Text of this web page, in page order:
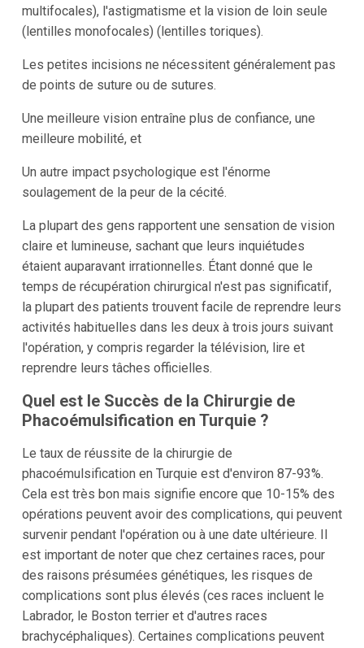
multifocales), l'astigmatisme et la vision de loin seule
(lentilles monofocales) (lentilles toriques).
Les petites incisions ne nécessitent généralement pas
de points de suture ou de sutures.
Une meilleure vision entraîne plus de confiance, une
meilleure mobilité, et
Un autre impact psychologique est l'énorme
soulagement de la peur de la cécité.
La plupart des gens rapportent une sensation de vision
claire et lumineuse, sachant que leurs inquiétudes
étaient auparavant irrationnelles. Étant donné que le
temps de récupération chirurgical n'est pas significatif,
la plupart des patients trouvent facile de reprendre leurs
activités habituelles dans les deux à trois jours suivant
l'opération, y compris regarder la télévision, lire et
reprendre leurs tâches officielles.
Quel est le Succès de la Chirurgie de
Phacoémulsification en Turquie ?
Le taux de réussite de la chirurgie de
phacoémulsification en Turquie est d'environ 87-93%.
Cela est très bon mais signifie encore que 10-15% des
opérations peuvent avoir des complications, qui peuvent
survenir pendant l'opération ou à une date ultérieure. Il
est important de noter que chez certaines races, pour
des raisons présumées génétiques, les risques de
complications sont plus élevés (ces races incluent le
Labrador, le Boston terrier et d'autres races
brachycéphaliques). Certaines complications peuvent